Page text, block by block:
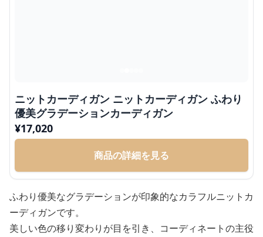
ニットカーディガン ニットカーディガン ふわり
優美グラデーションカーディガン
¥17,020
商品の詳細を見る
ふわり優美なグラデーションが印象的なカラフルニットカ
ーディガンです。
美しい色の移り変わりが目を引き、コーディネートの主役